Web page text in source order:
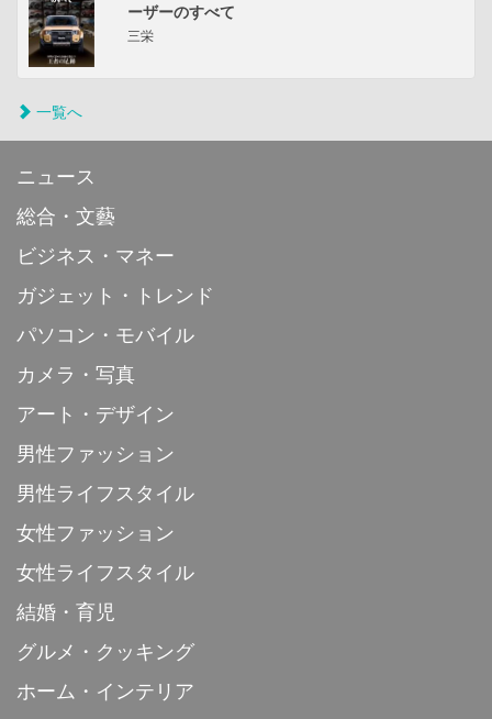
ーザーのすべて
三栄
一覧へ
ニュース
総合・文藝
ビジネス・マネー
ガジェット・トレンド
パソコン・モバイル
カメラ・写真
アート・デザイン
男性ファッション
男性ライフスタイル
女性ファッション
女性ライフスタイル
結婚・育児
グルメ・クッキング
ホーム・インテリア